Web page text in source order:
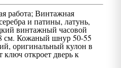
работа; Винтажная
и патины, латунь,
винтажный часовой
см. Кожаный шнур 50-55
оригинальный кулон в
ключ откроет дверь к